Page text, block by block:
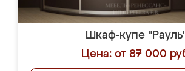
Шкаф-купе
Цена: от 87 000